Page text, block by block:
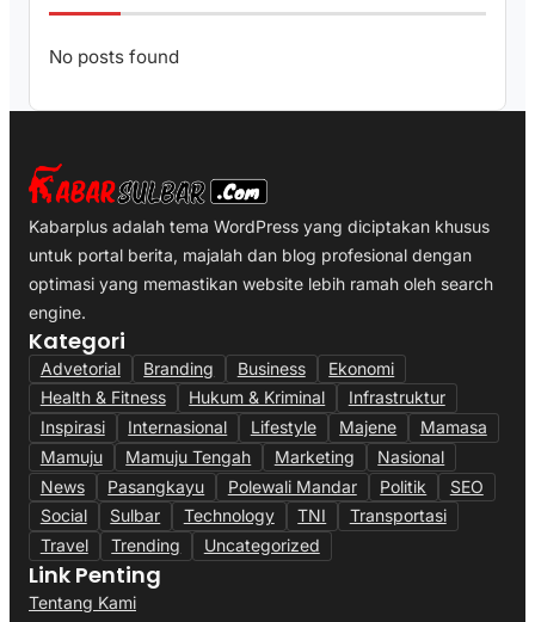
No posts found
Kabarplus adalah tema WordPress yang diciptakan khusus
untuk portal berita, majalah dan blog profesional dengan
optimasi yang memastikan website lebih ramah oleh search
engine.
Kategori
Advetorial Branding Business
Ekonomi
Health & Fitness
Hukum & Kriminal
Infrastruktur
Inspirasi
Internasional Lifestyle Majene
Mamasa
Mamuju
Mamuju Tengah Marketing
Nasional
News
Pasangkayu Polewali Mandar Politik
SEO
Social
Sulbar Technology TNI
Transportasi
Travel
Trending Uncategorized
Link Penting
Tentang Kami